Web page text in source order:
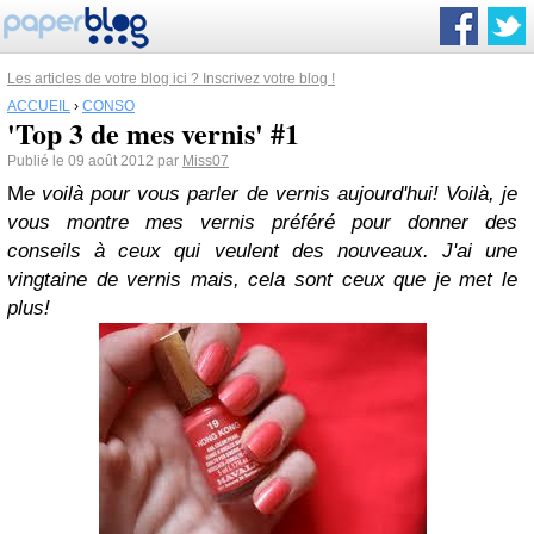
Les articles de votre blog ici ? Inscrivez votre blog !
ACCUEIL › CONSO
'Top 3 de mes vernis' #1
Publié le 09 août 2012 par Miss07
Me voilà pour vous parler de vernis aujourd'hui! Voilà, je
vous montre mes vernis préféré pour donner des
conseils à ceux qui veulent des nouveaux. J'ai une
vingtaine de vernis mais, cela sont ceux que je met le
plus!